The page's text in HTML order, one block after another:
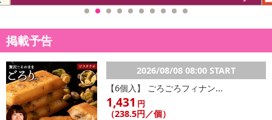
掲載予告
2026/08/08 08:00 START
【6個入】 ごろごろフィナン...
1,431 円
（238.5円／個）